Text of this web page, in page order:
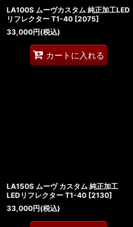
LA100S ムーヴカスタム 純正加工LED
リフレクター T1-40 [2075]
33,000円(税込)
カートに入れる
LA150S ムーヴ カスタム 純正加工
LEDリフレクター T1-40 [2130]
33,000円(税込)